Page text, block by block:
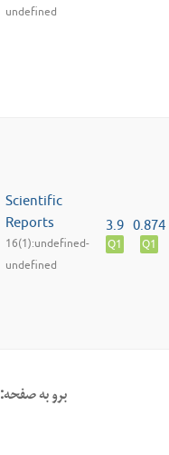
undefined
Scientific
Reports
16(1):undefined-
undefined
3.9
Q1
0.874
Q1
برو به صفحه: